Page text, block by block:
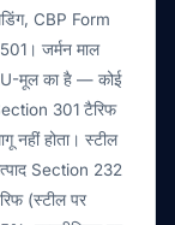
CBP Form
जर्मन माल
मूल का है — कोई
301 टैरिफ
नहीं होता। स्टील
Section 232
(स्टील पर